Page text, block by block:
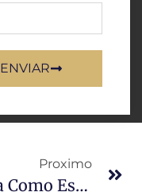
ENVIAR
Proximo
“Veja Como Este Jogo De R$ 20 Conseguiu 91% De Aprovação Fazendo Algo Que Pokémon Não Faz Mais”